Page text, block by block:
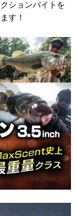
ションバイトを
す！